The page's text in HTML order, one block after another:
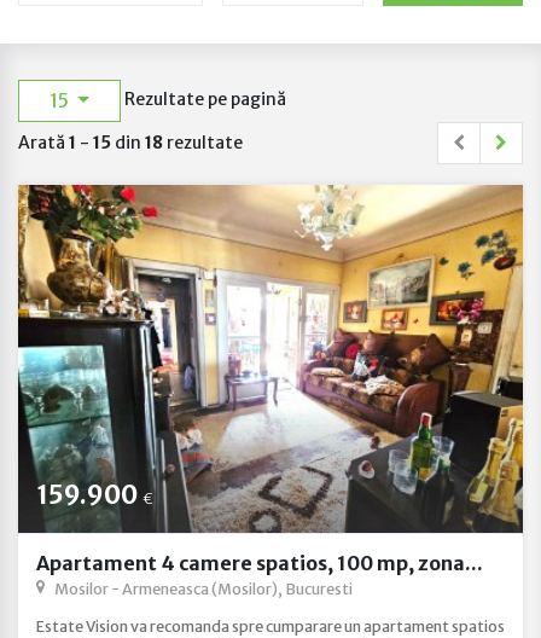
15
Rezultate pe pagină
Arată 1 - 15 din 18 rezultate
159.900 €
Apartament 4 camere spatios, 100 mp, zona...
Mosilor - Armeneasca (Mosilor), Bucuresti
Estate Vision va recomanda spre cumparare un apartament spatios